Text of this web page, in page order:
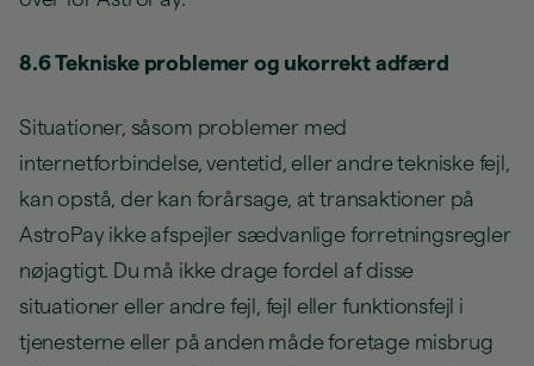
8.6 Tekniske problemer og ukorrekt adfærd
Situationer, såsom problemer med
internetforbindelse, ventetid, eller andre tekniske fejl,
kan opstå, der kan forårsage, at transaktioner på
AstroPay ikke afspejler sædvanlige forretningsregler
nøjagtigt. Du må ikke drage fordel af disse
situationer eller andre fejl, fejl eller funktionsfejl i
tjenesterne eller på anden måde foretage misbrug